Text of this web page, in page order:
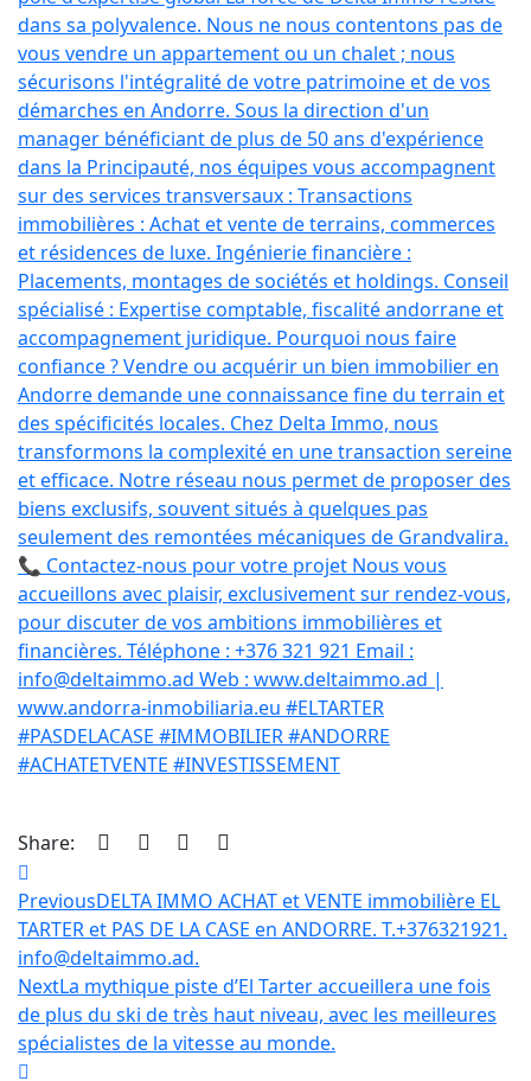
Share:
Navigation
de
l’article
PreviousDELTA IMMO ACHAT et VENTE immobilière EL
TARTER et PAS DE LA CASE en ANDORRE. T.+376321921.
info@deltaimmo.ad.
NextLa mythique piste d’El Tarter accueillera une fois
de plus du ski de très haut niveau, avec les meilleures
spécialistes de la vitesse au monde.